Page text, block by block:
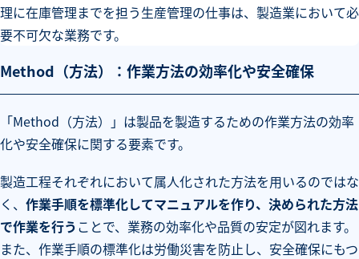
理に在庫管理までを担う生産管理の仕事は、製造業において必
要不可欠な業務です。
Method（方法）：作業方法の効率化や安全確保
「Method（方法）」は製品を製造するための作業方法の効率
化や安全確保に関する要素です。
製造工程それぞれにおいて属人化された方法を用いるのではな
く、 作業手順を標準化してマニュアルを作り、決められた方法
で作業を行うことで、業務の効率化や品質の安定が図れます。
また、作業手順の標準化は労働災害を防止し、安全確保にもつ